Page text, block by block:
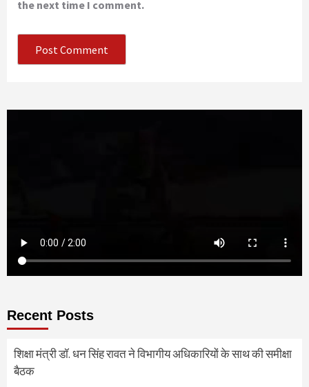
the next time I comment.
Recent Posts
शिक्षा मंत्री डॉ. धन सिंह रावत ने विभागीय अधिकारियों के साथ की समीक्षा
बैठक